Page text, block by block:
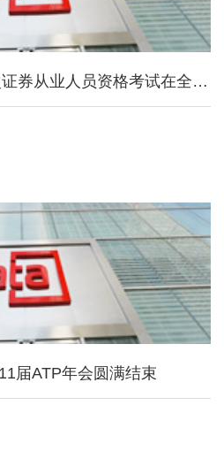
ATA承办2010年第一次证券从业人员资格考试在全国成功举行
届ATP年会圆满结束